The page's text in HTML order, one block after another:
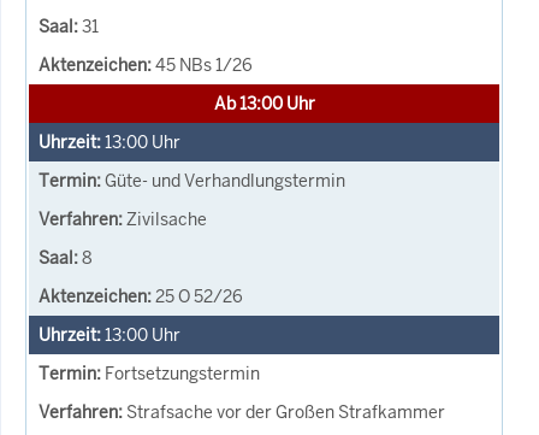
31
45 NBs 1/26
Ab 13:00 Uhr
13:00 Uhr
Güte- und Verhandlungstermin
Zivilsache
8
25 O 52/26
13:00 Uhr
Fortsetzungstermin
Strafsache vor der Großen Strafkammer